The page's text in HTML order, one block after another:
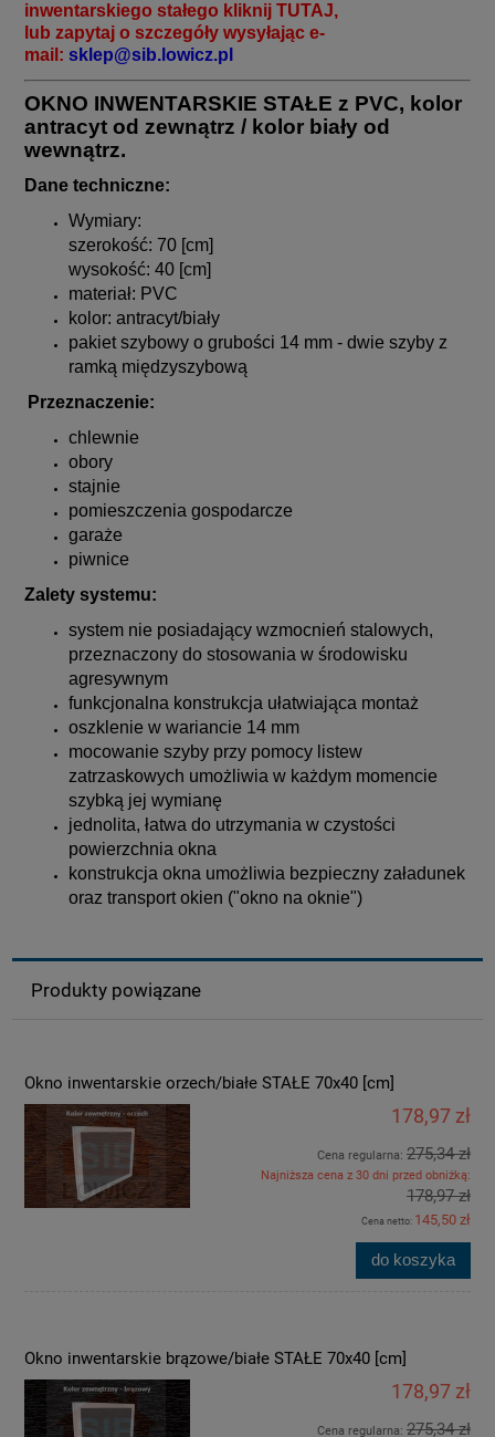
inwentarskiego stałego kliknij TUTAJ,
lub zapytaj o szczegóły wysyłając e-
mail: sklep@sib.lowicz.pl
OKNO INWENTARSKIE STAŁE z PVC, kolor
antracyt od zewnątrz / kolor biały od
wewnątrz.
Dane techniczne:
Wymiary:
szerokość: 70 [cm]
wysokość: 40 [cm]
materiał: PVC
kolor: antracyt/biały
pakiet szybowy o grubości 14 mm - dwie szyby z
ramką międzyszybową
Przeznaczenie:
chlewnie
obory
stajnie
pomieszczenia gospodarcze
garaże
piwnice
Zalety systemu:
system nie posiadający wzmocnień stalowych,
przeznaczony do stosowania w środowisku
agresywnym
funkcjonalna konstrukcja ułatwiająca montaż
oszklenie w wariancie 14 mm
mocowanie szyby przy pomocy listew
zatrzaskowych umożliwia w każdym momencie
szybką jej wymianę
jednolita, łatwa do utrzymania w czystości
powierzchnia okna
konstrukcja okna umożliwia bezpieczny załadunek
oraz transport okien ("okno na oknie")
Produkty powiązane
Okno inwentarskie orzech/białe STAŁE 70x40 [cm]
178,97 zł
Cena regularna: 275,34 zł
Najniższa cena z 30 dni przed obniżką:
178,97 zł
Cena netto: 145,50 zł
do koszyka
Okno inwentarskie brązowe/białe STAŁE 70x40 [cm]
178,97 zł
Cena regularna: 275,34 zł